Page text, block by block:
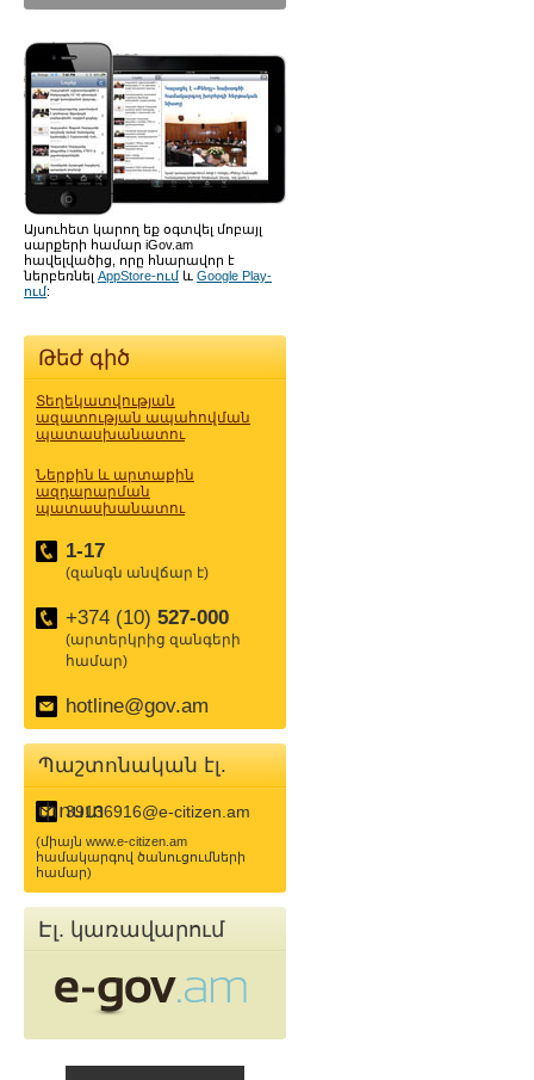
Այսուհետ կարող եք օգտվել մոբայլ
սարքերի համար iGov.am
հավելվածից, որը հնարավոր է
ներբեռնել AppStore-ում և Google Play-
ում:
Թեժ գիծ
Տեղեկատվության
ազատության ապահովման
պատասխանատու
Ներքին և արտաքին
ազդարարման
պատասխանատու
1-17
(զանգն անվճար է)
+374 (10) 527-000
(արտերկրից զանգերի
համար)
hotline@gov.am
Պաշտոնական էլ.
փոստ
39136916@e-citizen.am
(միայն www.e-citizen.am
համակարգով ծանուցումների
համար)
Էլ. կառավարում